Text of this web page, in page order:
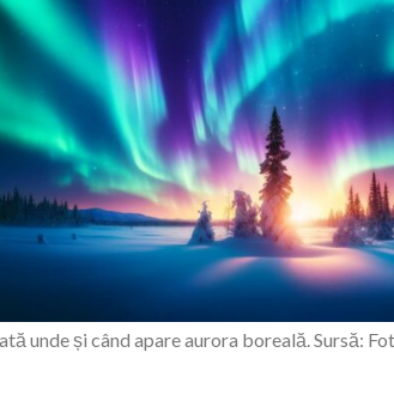
unde și când apare aurora boreală. Sursă: